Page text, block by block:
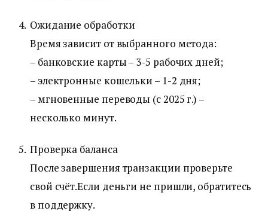
Ожидание обработки
Время зависит от выбранного метода:
– банковские карты – 3-5 рабочих дней;
– электронные кошельки – 1-2 дня;
– мгновенные переводы (с 2025 г.) –
несколько минут.
Проверка баланса
После завершения транзакции проверьте
свой счёт.Если деньги не пришли, обратитесь
в поддержку.